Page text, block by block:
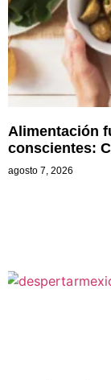
Alimentación
conscientes:
agosto 7, 2026